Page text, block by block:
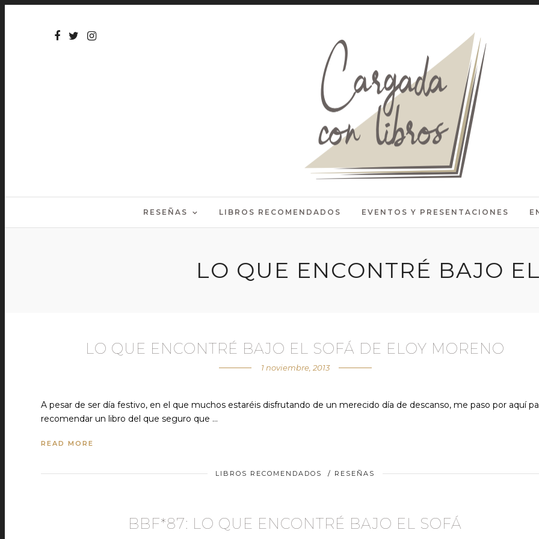
RESEÑAS LIBROS RECOMENDADOS EVENTOS Y PRESENTACIONES
LO QUE ENCONTRÉ BAJO
LO QUE ENCONTRÉ BAJO EL SOFÁ DE ELOY MORENO
1 noviembre, 2013
A pesar de ser día festivo, en el que muchos estaréis disfrutando de un merecido día de descanso, me paso por aquí
recomendar un libro del que seguro que …
READ MORE
LIBROS RECOMENDADOS / RESEÑAS
BBF*87: LO QUE ENCONTRÉ BAJO EL SOFÁ